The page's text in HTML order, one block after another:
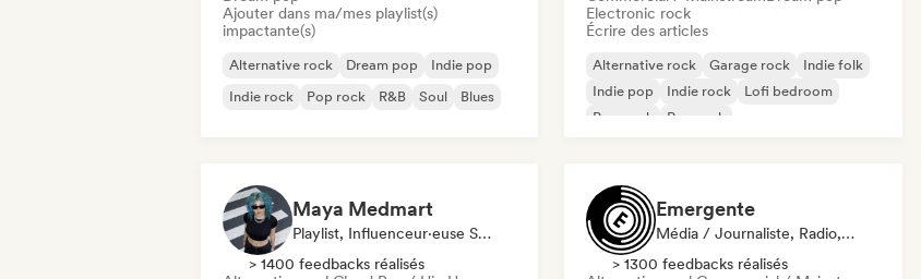
Ajouter dans ma/mes playlist(s)
impactante(s)
Alternative rock Dream pop
Indie pop
Indie rock
Pop rock R&B Soul Blues
Electronic rock
Écrire des articles
Alternative rock Garage rock
Indie folk
Indie pop
Indie rock
Lofi bedroom
Pop punk
Pop rock
Maya Medmart
Playlist, Influenceur·euse Sur Les Réseaux Sociaux
> 1400 feedbacks réalisés
Emergente
Média / Journaliste, Radio, Influenceur·euse Sur Les Réseaux Sociaux
> 1300 feedbacks réalisés